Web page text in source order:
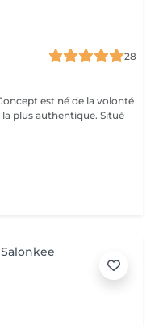
28
est né de la volonté
plus authentique. Situé